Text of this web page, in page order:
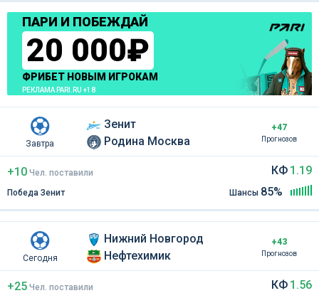
ПАРИ И ПОБЕЖДАЙ
20 000₽
ФРИБЕТ НОВЫМ ИГРОКАМ
РЕКЛАМА PARI.RU +18
Завтра
Зенит
Родина Москва
+47
Прогнозов
+10 Чел. поставили
Победа Зенит
КФ 1.19
Шансы 85%
Сегодня
Нижний Новгород
Нефтехимик
+43
Прогнозов
+25 Чел. поставили
КФ 1.56